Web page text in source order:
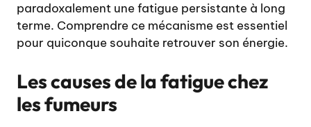
paradoxalement une fatigue persistante à long
terme. Comprendre ce mécanisme est essentiel
pour quiconque souhaite retrouver son énergie.
Les causes de la fatigue chez
les fumeurs